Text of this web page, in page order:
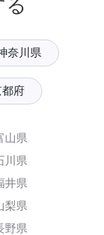
る
奈川県
都府
山県
川県
井県
梨県
野県